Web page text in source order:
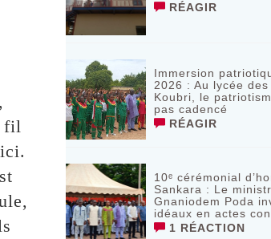
fil
RÉAGIR
Immersion
2026 : Au lycée
Koubri, le
pas cadencé
RÉAGIR
10ᵉ cérémonial
Sankara : Le
Gnaniodem Poda
idéaux en actes
1 RÉACTION